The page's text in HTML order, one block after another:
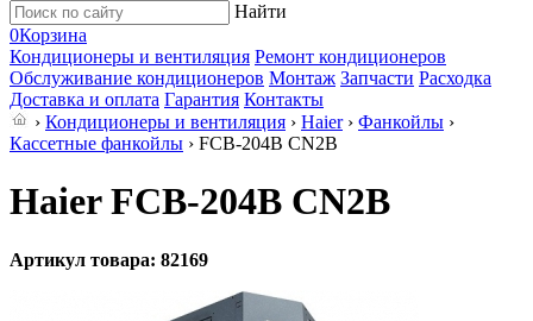
Найти
0Корзина
Кондиционеры и вентиляция Ремонт кондиционеров
Обслуживание кондиционеров Монтаж Запчасти Расходка
Доставка и оплата Гарантия Контакты
› Кондиционеры и вентиляция › Haier› Фанкойлы ›
Кассетные фанкойлы › FCB-204B CN2B
Haier FCB-204B CN2B
Артикул товара: 82169